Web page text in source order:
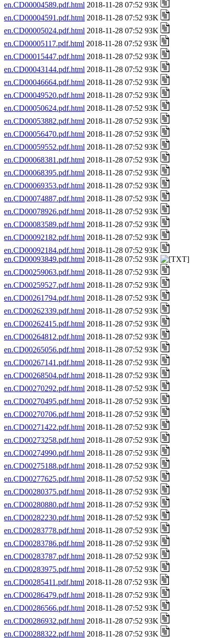
en.CD00004589.pdf.html 2018-11-28 07:52 93K
en.CD00004591.pdf.html 2018-11-28 07:52 93K
en.CD00005024.pdf.html 2018-11-28 07:52 93K
en.CD00005117.pdf.html 2018-11-28 07:52 93K
en.CD00015447.pdf.html 2018-11-28 07:52 93K
en.CD00043144.pdf.html 2018-11-28 07:52 93K
en.CD00046664.pdf.html 2018-11-28 07:52 93K
en.CD00049520.pdf.html 2018-11-28 07:52 93K
en.CD00050624.pdf.html 2018-11-28 07:52 93K
en.CD00053882.pdf.html 2018-11-28 07:52 93K
en.CD00056470.pdf.html 2018-11-28 07:52 93K
en.CD00059552.pdf.html 2018-11-28 07:52 93K
en.CD00068381.pdf.html 2018-11-28 07:52 93K
en.CD00068395.pdf.html 2018-11-28 07:52 93K
en.CD00069353.pdf.html 2018-11-28 07:52 93K
en.CD00074887.pdf.html 2018-11-28 07:52 93K
en.CD00078926.pdf.html 2018-11-28 07:52 93K
en.CD00083589.pdf.html 2018-11-28 07:52 93K
en.CD00092182.pdf.html 2018-11-28 07:52 93K
en.CD00092184.pdf.html 2018-11-28 07:52 93K
en.CD00093849.pdf.html 2018-11-28 07:52 93K
en.CD00259063.pdf.html 2018-11-28 07:52 93K
en.CD00259527.pdf.html 2018-11-28 07:52 93K
en.CD00261794.pdf.html 2018-11-28 07:52 93K
en.CD00262339.pdf.html 2018-11-28 07:52 93K
en.CD00262415.pdf.html 2018-11-28 07:52 93K
en.CD00264812.pdf.html 2018-11-28 07:52 93K
en.CD00265056.pdf.html 2018-11-28 07:52 93K
en.CD00267141.pdf.html 2018-11-28 07:52 93K
en.CD00268504.pdf.html 2018-11-28 07:52 93K
en.CD00270292.pdf.html 2018-11-28 07:52 93K
en.CD00270495.pdf.html 2018-11-28 07:52 93K
en.CD00270706.pdf.html 2018-11-28 07:52 93K
en.CD00271422.pdf.html 2018-11-28 07:52 93K
en.CD00273258.pdf.html 2018-11-28 07:52 93K
en.CD00274990.pdf.html 2018-11-28 07:52 93K
en.CD00275188.pdf.html 2018-11-28 07:52 93K
en.CD00277625.pdf.html 2018-11-28 07:52 93K
en.CD00280375.pdf.html 2018-11-28 07:52 93K
en.CD00280880.pdf.html 2018-11-28 07:52 93K
en.CD00282230.pdf.html 2018-11-28 07:52 93K
en.CD00283778.pdf.html 2018-11-28 07:52 93K
en.CD00283786.pdf.html 2018-11-28 07:52 93K
en.CD00283787.pdf.html 2018-11-28 07:52 93K
en.CD00283975.pdf.html 2018-11-28 07:52 93K
en.CD00285411.pdf.html 2018-11-28 07:52 93K
en.CD00286479.pdf.html 2018-11-28 07:52 93K
en.CD00286566.pdf.html 2018-11-28 07:52 93K
en.CD00286932.pdf.html 2018-11-28 07:52 93K
en.CD00288322.pdf.html 2018-11-28 07:52 93K